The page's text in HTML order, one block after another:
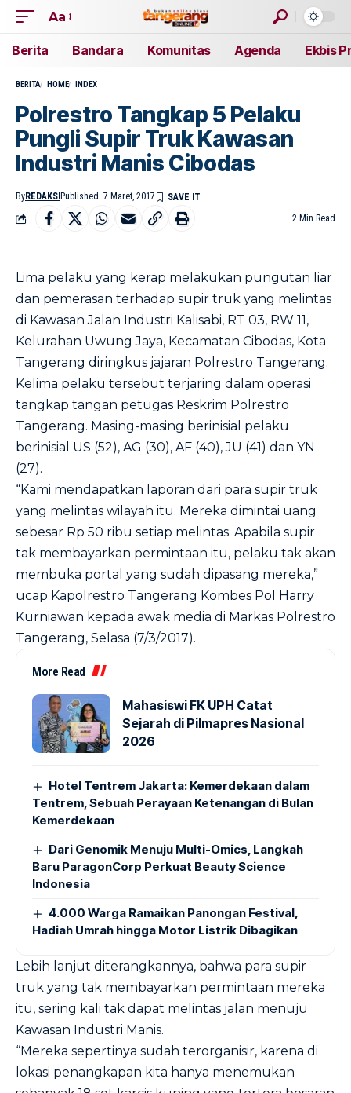
Aa
Berita Bandara Komunitas Agenda Ekbis
BERITA HOME INDEX
Polrestro Tangkap 5 Pelaku
Pungli Supir Truk Kawasan
Industri Manis Cibodas
ByREDAKSI Published: 7 Maret, 2017
2 Min Read
Lima pelaku yang kerap melakukan pungutan liar
dan pemerasan terhadap supir truk yang melintas
di Kawasan Jalan Industri Kalisabi, RT 03, RW 11,
Kelurahan Uwung Jaya, Kecamatan Cibodas, Kota
Tangerang diringkus jajaran Polrestro Tangerang.
Kelima pelaku tersebut terjaring dalam operasi
tangkap tangan petugas Reskrim Polrestro
Tangerang. Masing-masing berinisial pelaku
berinisial US (52), AG (30), AF (40), JU (41) dan YN
(27).
“Kami mendapatkan laporan dari para supir truk
yang melintas wilayah itu. Mereka dimintai uang
sebesar Rp 50 ribu setiap melintas. Apabila supir
tak membayarkan permintaan itu, pelaku tak akan
membuka portal yang sudah dipasang mereka,”
ucap Kapolrestro Tangerang Kombes Pol Harry
Kurniawan kepada awak media di Markas Polrestro
Tangerang, Selasa (7/3/2017).
More Read
Mahasiswi FK UPH Catat
Sejarah di Pilmapres Nasional
2026
Hotel Tentrem Jakarta: Kemerdekaan dalam
Tentrem, Sebuah Perayaan Ketenangan di Bulan
Kemerdekaan
Dari Genomik Menuju Multi-Omics, Langkah
Baru ParagonCorp Perkuat Beauty Science
Indonesia
4.000 Warga Ramaikan Panongan Festival,
Hadiah Umrah hingga Motor Listrik Dibagikan
Lebih lanjut diterangkannya, bahwa para supir
truk yang tak membayarkan permintaan mereka
itu, sering kali tak dapat melintas jalan menuju
Kawasan Industri Manis.
“Mereka sepertinya sudah terorganisir, karena di
lokasi penangkapan kita hanya menemukan